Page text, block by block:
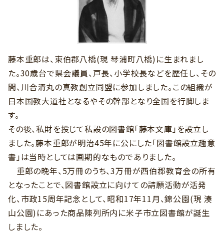
藤本重郎は、東伯郡八橋(現 琴浦町八橋)に生まれまし
た。30歳台で県会議員、戸長、小学校長などを歴任し、その
間、川合清丸の真教創立同盟に参加しました。この組織が
日本国教大道社となるやその幹部となり全国を行脚しま
す。
その後、私財を投じて私設の図書館「藤本文庫」を設立し
ました。藤本重郎が明治45年に公にした「図書館設立趣意
書」は当時としては画期的なものでありました。
重郎の晩年、5万冊のうち、3万冊が西伯郡教育会の所有
となったことで、図書館設立に向けての請願活動が活発
化、市政15周年記念として、昭和17年11月、錦公園(現 湊
山公園)にあった商品陳列所内に米子市立図書館が誕生
しました。